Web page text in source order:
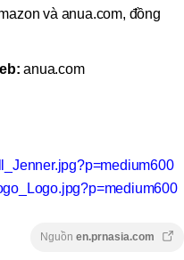
và anua.com, đồng
anua.com
Nguồn en.prnasia.com